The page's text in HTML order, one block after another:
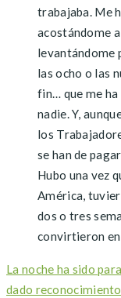
trabajaba. Me
acostándome
levantándome
las ocho o las
fin… que me ha
nadie. Y,
los
se han de
Hubo una vez
América,
dos o tres
convirtieron
La noche ha sido
dado